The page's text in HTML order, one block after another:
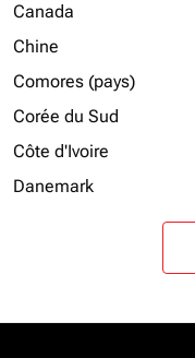
Canada
Chine
Comores (pays)
Corée du Sud
Côte d'Ivoire
Danemark